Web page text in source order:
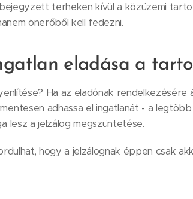
terheken kívül a közüzemi
önerőből kell fedezni.
eladása a
Ha az eladónak rendelkezésére
adhassa el ingatlanát - a
lesz a jelzálog megszüntetése.
hogy a jelzálognak éppen csak